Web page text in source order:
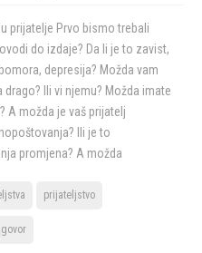
prijatelje Prvo bismo trebali
do izdaje? Da li je to zavist,
depresija? Možda vam
Ili vi njemu? Možda imate
A možda je vaš prijatelj
Ili je to
promjena? A možda
prijateljstvo